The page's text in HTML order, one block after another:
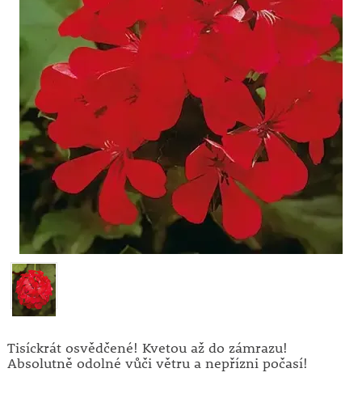
Tisíckrát osvědčené! Kvetou až do zámrazu!
Absolutně odolné vůči větru a nepřízni počasí!